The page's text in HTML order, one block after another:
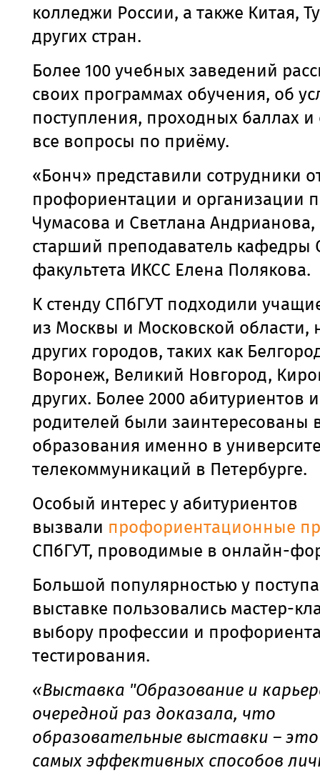
колледжи России, а также Китая,
других стран.
Более 100 учебных заведений
своих программах обучения, об
поступления, проходных баллах и
все вопросы по приёму.
«Бонч» представили сотрудники
профориентации и организации
Чумасова и Светлана Андрианова,
старший преподаватель кафедры
факультета ИКСС Елена Полякова.
К стенду СПбГУТ подходили
из Москвы и Московской области,
других городов, таких как
Воронеж, Великий Новгород,
других. Более 2000 абитуриентов
родителей были заинтересованы
образования именно в
телекоммуникаций в Петербурге.
Особый интерес у абитуриентов
вызвали профориентационные
СПбГУТ, проводимые в онлайн-
Большой популярностью у
выставке пользовались мастер-
выбору профессии и
тестирования.
«Выставка "Образование и
очередной раз доказала, что
образовательные выставки –
самых эффективных способов